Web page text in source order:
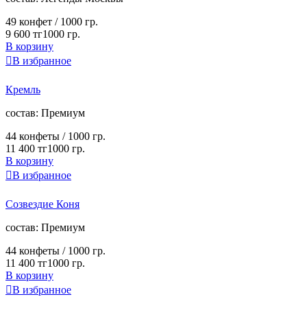
49 конфет / 1000 гр.
9 600 тг1000 гр.
В корзину
В избранное
Кремль
cостав: Премиум
44 конфеты / 1000 гр.
11 400 тг1000 гр.
В корзину
В избранное
Созвездие Коня
cостав: Премиум
44 конфеты / 1000 гр.
11 400 тг1000 гр.
В корзину
В избранное